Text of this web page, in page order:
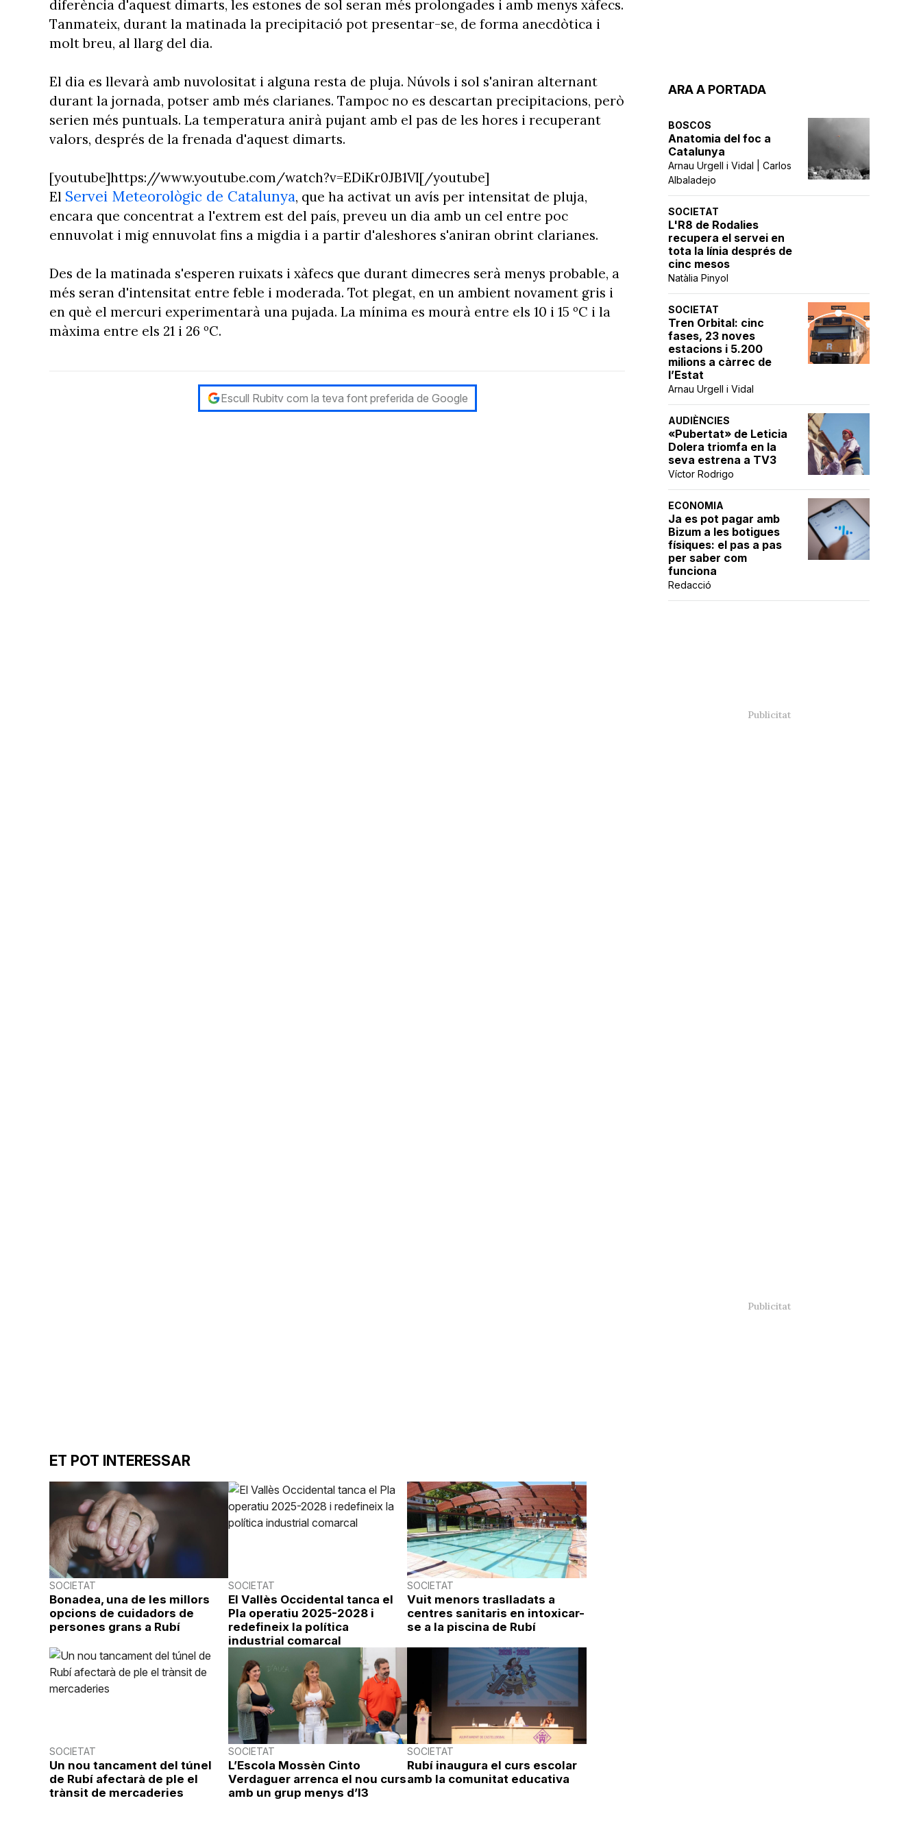
ARA A PORTADA
BOSCOS
Anatomia del foc a
Catalunya
Arnau Urgell i Vidal | Carlos
Albaladejo
SOCIETAT
L'R8 de Rodalies
recupera el servei en
tota la línia després de
cinc mesos
Natàlia Pinyol
SOCIETAT
Tren Orbital: cinc
fases, 23 noves
estacions i 5.200
milions a càrrec de
l’Estat
Arnau Urgell i Vidal
AUDIÈNCIES
«Pubertat» de Leticia
Dolera triomfa en la
seva estrena a TV3
Víctor Rodrigo
ECONOMIA
Ja es pot pagar amb
Bizum a les botigues
físiques: el pas a pas
per saber com
funciona
Redacció
diferència d'aquest dimarts, les estones de sol seran més prolongades i amb menys xàfecs.
Tanmateix, durant la matinada la precipitació pot presentar-se, de forma anecdòtica i
molt breu, al llarg del dia.
El dia es llevarà amb nuvolositat i alguna resta de pluja. Núvols i sol s'aniran alternant
durant la jornada, potser amb més clarianes. Tampoc no es descartan precipitacions, però
serien més puntuals. La temperatura anirà pujant amb el pas de les hores i recuperant
valors, després de la frenada d'aquest dimarts.
[youtube]https://www.youtube.com/watch?v=EDiKr0JB1VI[/youtube]
El Servei Meteorològic de Catalunya, que ha activat un avís per intensitat de pluja,
encara que concentrat a l'extrem est del país, preveu un dia amb un cel entre poc
ennuvolat i mig ennuvolat fins a migdia i a partir d'aleshores s'aniran obrint clarianes.
Des de la matinada s'esperen ruixats i xàfecs que durant dimecres serà menys probable, a
més seran d'intensitat entre feble i moderada. Tot plegat, en un ambient novament gris i
en què el mercuri experimentarà una pujada. La mínima es mourà entre els 10 i 15 ºC i la
màxima entre els 21 i 26 ºC.
Escull Rubitv com la teva font preferida de Google
ET POT INTERESSAR
SOCIETAT
Bonadea, una de les millors
opcions de cuidadors de
persones grans a Rubí
SOCIETAT
El Vallès Occidental tanca el
Pla operatiu 2025-2028 i
redefineix la política
industrial comarcal
SOCIETAT
Vuit menors traslladats a
centres sanitaris en intoxicar-
se a la piscina de Rubí
SOCIETAT
Un nou tancament del túnel
de Rubí afectarà de ple el
trànsit de mercaderies
SOCIETAT
L’Escola Mossèn Cinto
Verdaguer arrenca el nou curs
amb un grup menys d’I3
SOCIETAT
Rubí inaugura el curs escolar
amb la comunitat educativa